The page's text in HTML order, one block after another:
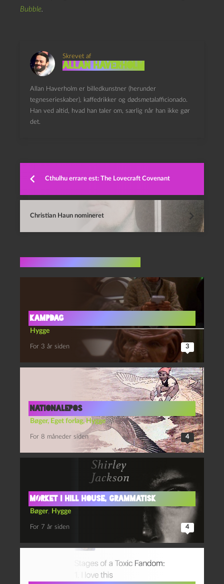
Bubble.
Skrevet af
Allan Haverholm
Allan Haverholm er billedkunstner (herunder
tegneserieskaber), kaffedrikker og dødsmetalafficionado.
Han ved altid, hvad han taler om, særlig når han ikke gør
det.
Cthulhu errare est: The Lovecraft Covenant
Christian Haun nomineret
Kampdag
Hygge
For 3 år siden 3
nationalepos
Bøger, Eget forlag,Hygge
For 8 måneder siden 4
Mørket i Hill House, grammatisk
Bøger, Hygge
For 7 år siden 4